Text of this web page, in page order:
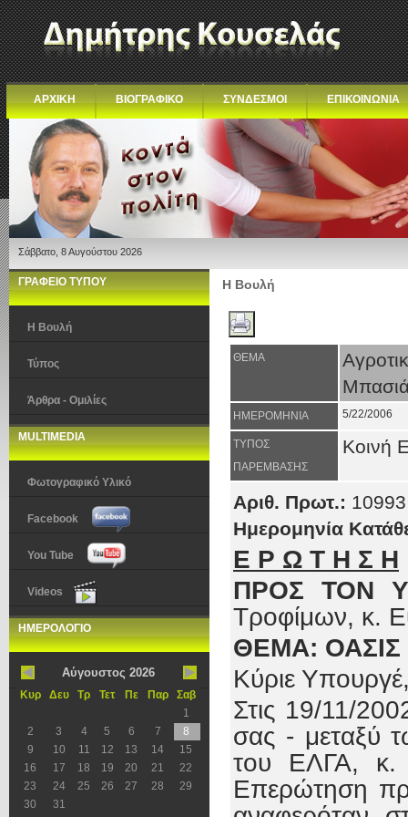
ΑΡΧΙΚΗ ΒΙΟΓΡΑΦΙΚΟ ΣΥΝΔΕΣΜΟΙ ΕΠΙΚΟΙΝΩΝΙΑ
Σάββατο, 8 Αυγούστου 2026
ΓΡΑΦΕΙΟ ΤΥΠΟΥ
Η Βουλή
Τύπος
Άρθρα - Ομιλίες
MULTIMEDIA
Φωτογραφικό Υλικό
Facebook
You Tube
Videos
ΗΜΕΡΟΛΟΓΙΟ
Αύγουστος 2026
Κυρ Δευ Τρ Τετ Πε Παρ
Σαβ
1
2
3 4 5 6 7
8
9
10 11 12 13 14
15
16
17 18 19 20 21
22
23
24 25 26 27 28
29
30
31
Η Βουλή
ΘΕΜΑ
ΗΜΕΡΟΜΗΝΙΑ 5/22/2006
ΤΥΠΟΣ
ΠΑΡΕΜΒΑΣΗΣ
Κοινή
Αριθ. Πρωτ.: 10993
Ημερομηνία
Ε Ρ Ω Τ Η Σ Η
ΠΡΟΣ ΤΟΝ
Τροφίμων, κ.
ΘΕΜΑ: ΟΑΣΙΣ
Κύριε
Στις 19/11/
σας - μεταξύ
του ΕΛΓΑ, κ.
Επερώτηση